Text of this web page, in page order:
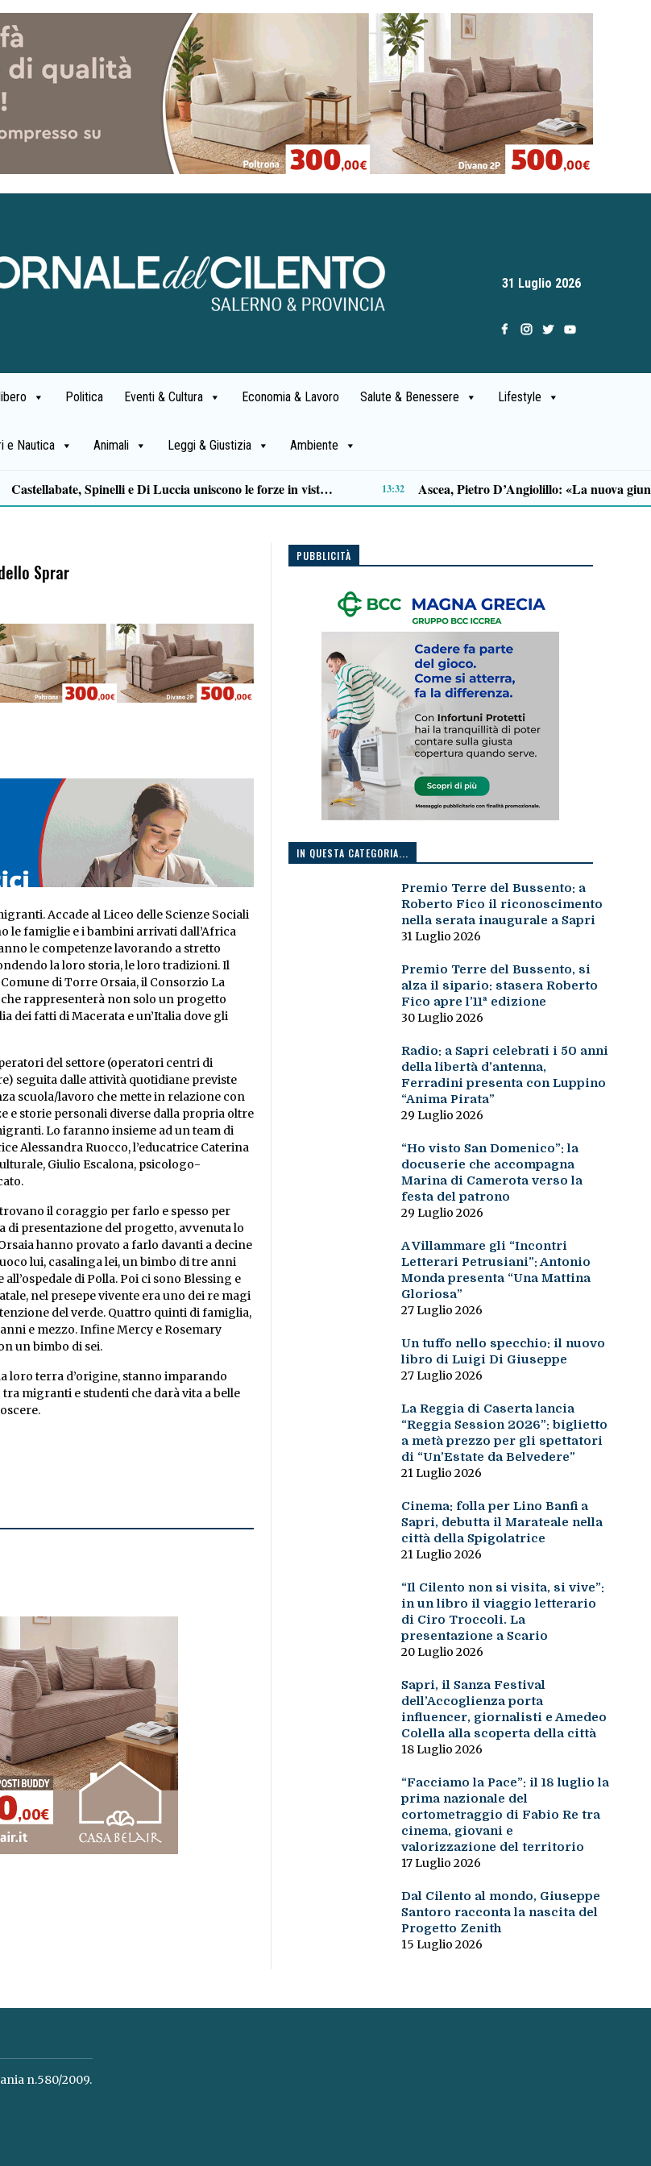
31 Luglio 2026
Politica Eventi & Cultura Economia & Lavoro Salute & Benessere Lifestyle
e Nautica Animali Leggi & Giustizia Ambiente
Legittima difesa Centola, Tommasetti: «Giustizia conferma che avevamo scelto bene»
Sprar
Accade al Liceo delle Scienze Sociali
le famiglie e i bambini arrivati dall’Africa
le competenze lavorando a stretto
la loro storia, le loro tradizioni. Il
Comune di Torre Orsaia, il Consorzio La
che rappresenterà non solo un progetto
dei fatti di Macerata eun’Italia dove gli
del settore (operatori centri di
seguita dalle attività quotidiane previste
scuola/lavoro che mette in relazione con
e storie personali diverse dalla propria oltre
Lo faranno insieme ad un team di
Alessandra Ruocco, l’educatrice Caterina
Giulio Escalona, psicologo-
il coraggio per farlo e spesso per
di presentazione del progetto, avvenuta lo
hanno provato a farlo davanti a decine
lui, casalinga lei, un bimbo di tre anni
di Polla. Poi ci sono Blessing e
nel presepe vivente era uno dei re magi
del verde. Quattro quinti di famiglia,
e mezzo. Infine Mercy e Rosemary
un bimbo di sei.
loro terra d’origine, stanno imparando
tra migranti e studenti che darà vita a belle
PUBBLICITÀ
IN QUESTA CATEGORIA...
Premio Terre del Bussento: a
Roberto Fico il riconoscimento
nella serata inaugurale a Sapri
31 Luglio 2026
Premio Terre del Bussento, si
alza il sipario: stasera Roberto
Fico apre l’11ª edizione
30 Luglio 2026
Radio: a Sapri celebrati i 50 anni
della libertà d’antenna,
Ferradini presenta con Luppino
“Anima Pirata”
29 Luglio 2026
“Ho visto San Domenico”: la
docuserie che accompagna
Marina di Camerota verso la
festa del patrono
29 Luglio 2026
A Villammare gli “Incontri
Letterari Petrusiani”: Antonio
Monda presenta “Una Mattina
Gloriosa”
27 Luglio 2026
Un tuffo nello specchio: il nuovo
libro di Luigi Di Giuseppe
27 Luglio 2026
La Reggia di Caserta lancia
“Reggia Session 2026”: biglietto
a metà prezzo per gli spettatori
di “Un’Estate da Belvedere”
21 Luglio 2026
Cinema: folla per Lino Banfi a
Sapri, debutta il Marateale nella
città della Spigolatrice
21 Luglio 2026
“Il Cilento non si visita, si vive”:
in un libro il viaggio letterario
di Ciro Troccoli. La
presentazione a Scario
20 Luglio 2026
Sapri, il Sanza Festival
dell’Accoglienza porta
influencer, giornalisti e Amedeo
Colella alla scoperta della città
18 Luglio 2026
“Facciamo la Pace”: il 18 luglio la
prima nazionale del
cortometraggio di Fabio Re tra
cinema, giovani e
valorizzazione del territorio
17 Luglio 2026
Dal Cilento al mondo, Giuseppe
Santoro racconta la nascita del
Progetto Zenith
15 Luglio 2026
n.580/2009.